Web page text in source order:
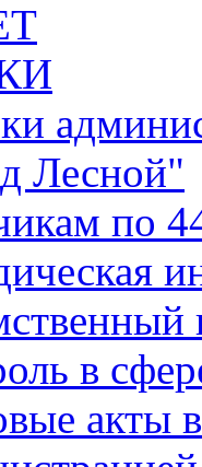
Лесной"
по
в
акты